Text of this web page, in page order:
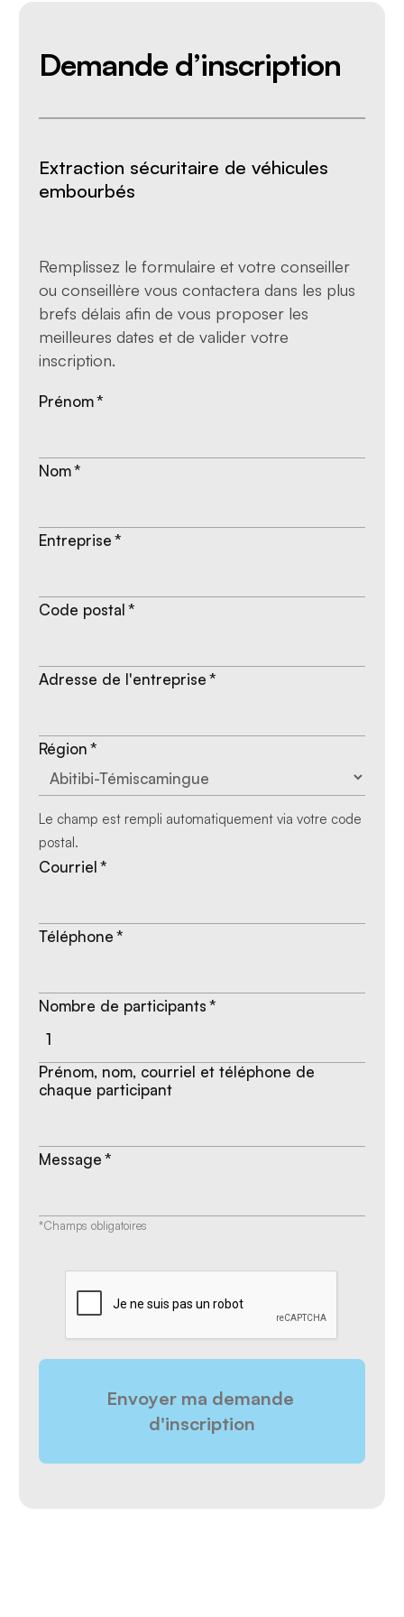
Demande d’inscription
Extraction sécuritaire de véhicules
embourbés
Remplissez le formulaire et votre conseiller
ou conseillère vous contactera dans les plus
brefs délais afin de vous proposer les
meilleures dates et de valider votre
inscription.
Prénom*
Nom*
Entreprise *
Code postal *
Adresse de l'entreprise *
Région *
Le champ est rempli automatiquement via votre code
postal.
Courriel *
Téléphone *
Nombre de participants *
Prénom, nom, courriel et téléphone de
chaque participant
Message *
*Champs obligatoires
CAPTCHA